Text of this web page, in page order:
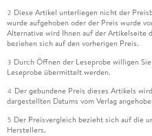
2 Diese Artikel unterliegen nicht der
wurde aufgehoben oder der Preis wurde
Alternative wird Ihnen auf der Artikelseite
beziehen sich auf den vorherigen Preis.
3 Durch Öffnen der Leseprobe willigen
Leseprobe übermittelt werden.
4 Der gebundene Preis dieses Artikels
dargestellten Datums vom Verlag
5 Der Preisvergleich bezieht sich auf die
Herstellers.